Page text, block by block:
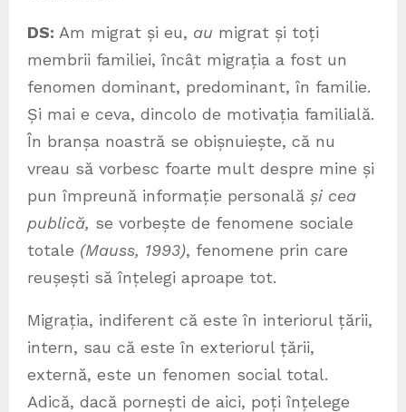
DS: Am migrat și eu, au migrat și toți
membrii familiei, încât migrația a fost un
fenomen dominant, predominant, în familie.
Și mai e ceva, dincolo de motivația familială.
În branșa noastră se obișnuiește, că nu
vreau să vorbesc foarte mult despre mine și
pun împreună informație personală și cea
publică, se vorbește de fenomene sociale
totale (Mauss, 1993), fenomene prin care
reușești să înțelegi aproape tot.
Migrația, indiferent că este în interiorul țării,
intern, sau că este în exteriorul țării,
externă, este un fenomen social total.
Adică, dacă pornești de aici, poți înțelege